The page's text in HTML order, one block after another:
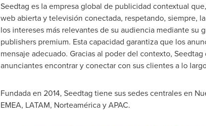
Seedtag es la empresa global de publicidad contextual
web abierta y televisión conectada, respetando, siempre,
los intereses más relevantes de su audiencia mediante
publishers premium. Esta capacidad garantiza que los
mensaje adecuado. Gracias al poder del contexto,
anunciantes encontrar y conectar con sus clientes a lo
Fundada en 2014, Seedtag tiene sus sedes centrales en
EMEA, LATAM, Norteamérica y APAC.